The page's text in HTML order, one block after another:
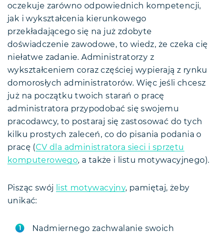
oczekuje zarówno odpowiednich kompetencji,
jak i wykształcenia kierunkowego
przekładającego się na już zdobyte
doświadczenie zawodowe, to wiedz, że czeka cię
niełatwe zadanie. Administratorzy z
wykształceniem coraz częściej wypierają z rynku
domorosłych administratorów. Więc jeśli chcesz
już na początku twoich starań o pracę
administratora przypodobać się swojemu
pracodawcy, to postaraj się zastosować do tych
kilku prostych zaleceń, co do pisania podania o
pracę (CV dla administratora sieci i sprzętu
komputerowego, a także i listu motywacyjnego).
Pisząc swój list motywacyjny, pamiętaj, żeby
unikać:
Nadmiernego zachwalanie swoich